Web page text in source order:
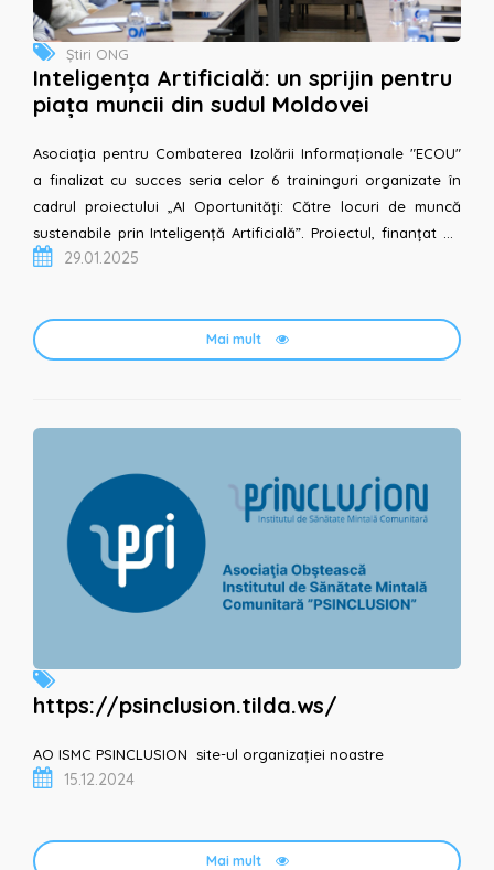
Știri ONG
Inteligența Artificială: un sprijin pentru
piața muncii din sudul Moldovei
Asociația pentru Combaterea Izolării Informaționale "ECOU"
a finalizat cu succes seria celor 6 traininguri organizate în
cadrul proiectului „AI Oportunități: Către locuri de muncă
sustenabile prin Inteligență Artificială”. Proiectul, finanțat de
Institutul de Raportare...
29.01.2025
Mai mult
https://psinclusion.tilda.ws/
AO ISMC PSINCLUSION site-ul organizației noastre
15.12.2024
Mai mult